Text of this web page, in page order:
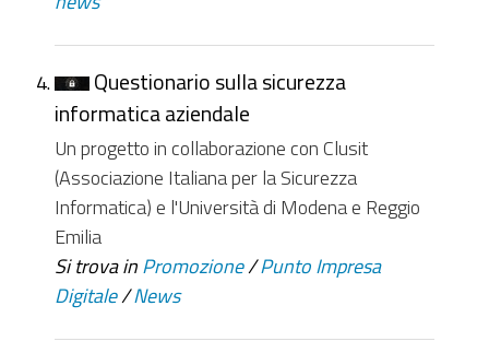
Questionario sulla sicurezza
informatica aziendale
Un progetto in collaborazione con Clusit
(Associazione Italiana per la Sicurezza
Informatica) e l'Università di Modena e Reggio
Emilia
Si trova in Promozione /Punto Impresa
Digitale /News